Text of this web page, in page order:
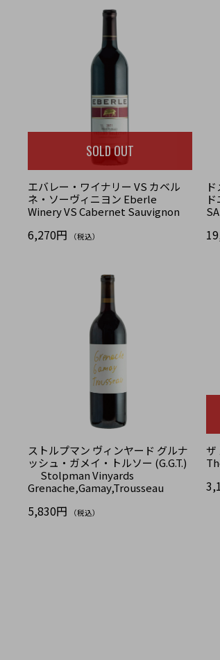
SOLD OUT
エバレー・ワイナリー VS カベル
ネ・ソーヴィニヨン Eberle
Winery VS Cabernet Sauvignon
6,270円 （税込）
ストルプマン ヴィンヤード グルナ
ッシュ・ガメイ・トルソー (G.G.T.)
Stolpman Vinyards
Grenache,Gamay,Trousseau
5,830円 （税込）
ザ